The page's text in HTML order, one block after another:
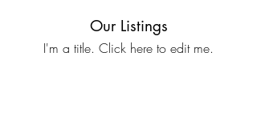
Our Listings
I'm a title. ​Click here to edit me.